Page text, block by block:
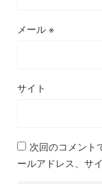
メール ※
サイト
次回のコメント
ールアドレス、サ